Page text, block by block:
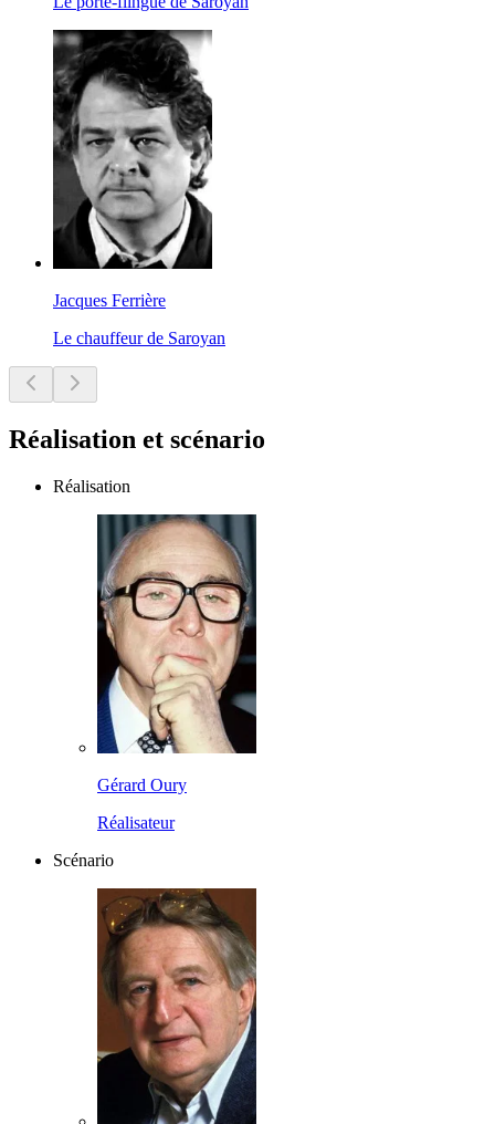
Jacques Ferrière
Le chauffeur de Saroyan
Réalisation et scénario
Réalisation
Gérard Oury
Réalisateur
Scénario